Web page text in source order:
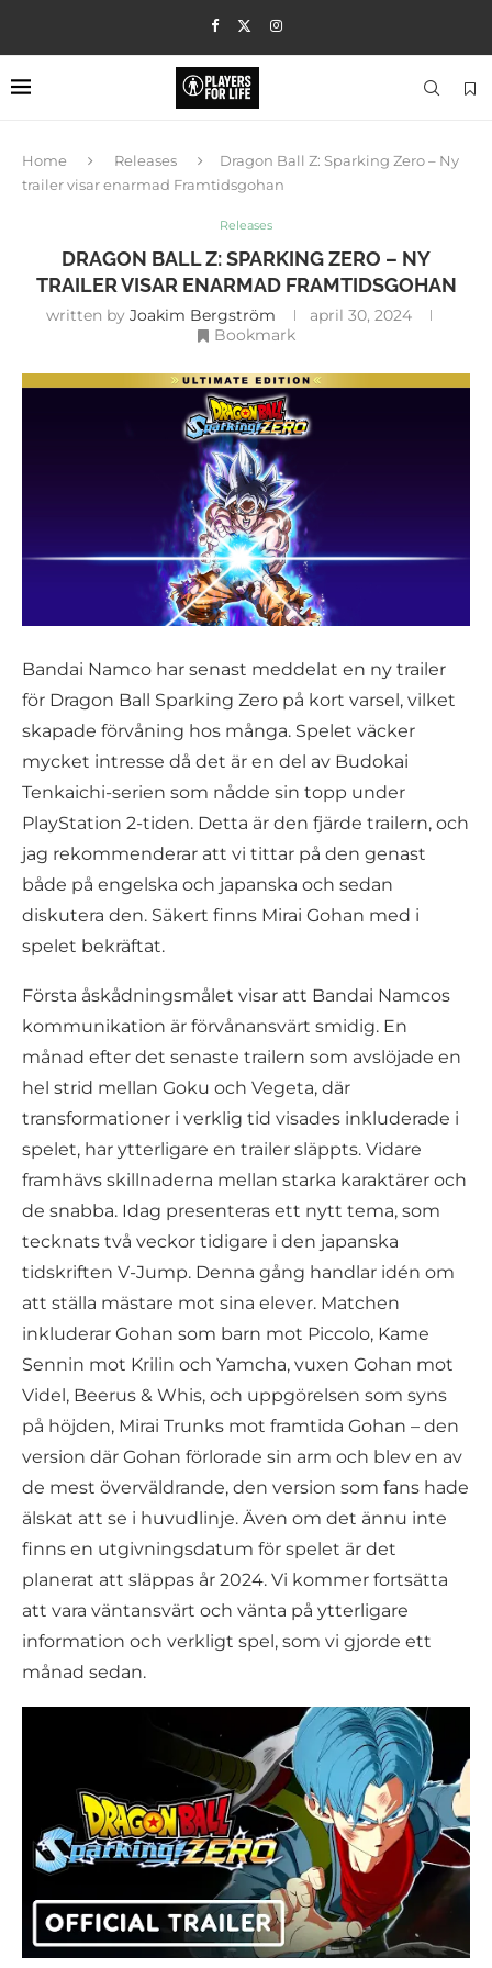
Home Releases
Dragon Ball Z: Sparking Zero – Ny
trailer visar enarmad Framtidsgohan
Releases
DRAGON BALL Z: SPARKING ZERO – NY
TRAILER VISAR ENARMAD FRAMTIDSGOHAN
written by Joakim Bergström
april 30, 2024
Bookmark
Bandai Namco har senast meddelat en ny trailer
för Dragon Ball Sparking Zero på kort varsel, vilket
skapade förvåning hos många. Spelet väcker
mycket intresse då det är en del av Budokai
Tenkaichi-serien som nådde sin topp under
PlayStation 2-tiden. Detta är den fjärde trailern, och
jag rekommenderar att vi tittar på den genast
både på engelska och japanska och sedan
diskutera den. Säkert finns Mirai Gohan med i
spelet bekräftat.
Första åskådningsmålet visar att Bandai Namcos
kommunikation är förvånansvärt smidig. En
månad efter det senaste trailern som avslöjade en
hel strid mellan Goku och Vegeta, där
transformationer i verklig tid visades inkluderade i
spelet, har ytterligare en trailer släppts. Vidare
framhävs skillnaderna mellan starka karaktärer och
de snabba. Idag presenteras ett nytt tema, som
tecknats två veckor tidigare i den japanska
tidskriften V-Jump. Denna gång handlar idén om
att ställa mästare mot sina elever. Matchen
inkluderar Gohan som barn mot Piccolo, Kame
Sennin mot Krilin och Yamcha, vuxen Gohan mot
Videl, Beerus & Whis, och uppgörelsen som syns
på höjden, Mirai Trunks mot framtida Gohan – den
version där Gohan förlorade sin arm och blev en av
de mest överväldrande, den version som fans hade
älskat att se i huvudlinje. Även om det ännu inte
finns en utgivningsdatum för spelet är det
planerat att släppas år 2024. Vi kommer fortsätta
att vara väntansvärt och vänta på ytterligare
information och verkligt spel, som vi gjorde ett
månad sedan.